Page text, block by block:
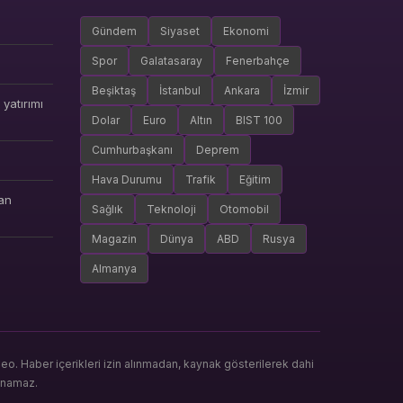
Gündem Siyaset Ekonomi
Spor Galatasaray Fenerbahçe
Beşiktaş İstanbul Ankara İzmir
Dolar Euro Altın BIST 100
Cumhurbaşkanı Deprem
Hava Durumu Trafik Eğitim
Sağlık Teknoloji Otomobil
Magazin Dünya ABD Rusya
Almanya
Haber içerikleri izin alınmadan, kaynak gösterilerek dahi